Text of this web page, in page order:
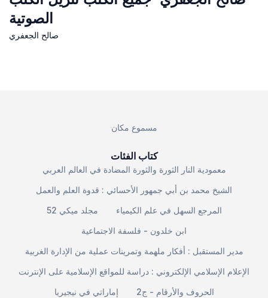
الصوتية
مسموع مكان
كتاب الفئات
معمودية النار الثورة والثورة المضادة في العالم العربي
الشيخ محمد بن أبي جمهور الأحسائي : قدوة العلم والعمل
مجلد ميكي 52
المرجع السهل في علم الكيمياء
ابن خلدون - فلسفة الاجتماعية
مدير المستقبل : أفكار ملهمة وتمرينات عملية من الإدارة الغربية
الإعلام الإسلامي الإلكتروني : دراسة للمواقع الإسلامية على الإنترنت
إماراتي في نيجيريا
الحروف والأرقام - ج2